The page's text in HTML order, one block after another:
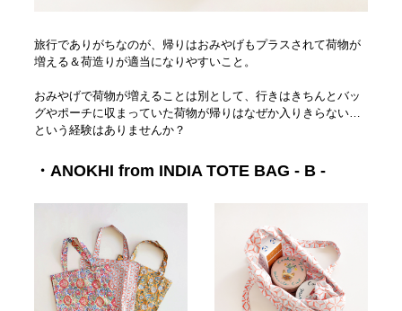
旅行でありがちなのが、帰りはおみやげもプラスされて荷物が
増える＆荷造りが適当になりやすいこと。
おみやげで荷物が増えることは別として、行きはきちんとバッ
グやポーチに収まっていた荷物が帰りはなぜか入りきらない…
という経験はありませんか？
・ANOKHI from INDIA TOTE BAG - B -